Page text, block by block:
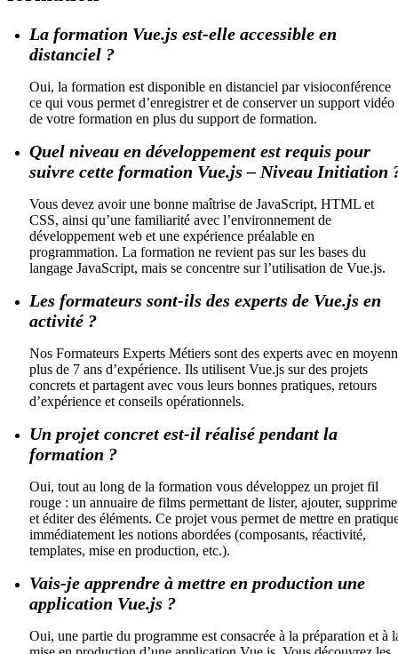
La formation Vue.js est-elle accessible en
distanciel ?
Oui, la formation est disponible en distanciel par visioconférence
ce qui vous permet d’enregistrer et de conserver un support vidéo
de votre formation en plus du support de formation.
Quel niveau en développement est requis pour
suivre cette formation Vue.js – Niveau Initiation
Vous devez avoir une bonne maîtrise de JavaScript, HTML et
CSS, ainsi qu’une familiarité avec l’environnement de
développement web et une expérience préalable en
programmation. La formation ne revient pas sur les bases du
langage JavaScript, mais se concentre sur l’utilisation de Vue.js.
Les formateurs sont-ils des experts de Vue.js en
activité ?
Nos Formateurs Experts Métiers sont des experts avec en
plus de 7 ans d’expérience. Ils utilisent Vue.js sur des projets
concrets et partagent avec vous leurs bonnes pratiques, retours
d’expérience et conseils opérationnels.
Un projet concret est-il réalisé pendant la
formation ?
Oui, tout au long de la formation vous développez un projet fil
rouge : un annuaire de films permettant de lister, ajouter,
et éditer des éléments. Ce projet vous permet de mettre en
immédiatement les notions abordées (composants, réactivité,
templates, mise en production, etc.).
Vais-je apprendre à mettre en production une
application Vue.js ?
Oui, une partie du programme est consacrée à la préparation et à